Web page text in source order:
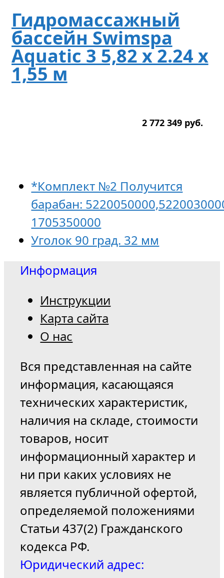
Гидромассажный
бассейн Swimspa
Aquatic 3 5,82 x 2.24 х
1,55 м
2 772 349 руб.
*Комплект №2 Получится
барабан:
1705350000
Уголок 90 град. 32 мм
Информация
Инструкции
Карта сайта
О нас
Вся представленная на сайте
информация, касающаяся
технических характеристик,
наличия на складе, стоимости
товаров, носит
информационный характер и
ни при каких условиях не
является публичной офертой,
определяемой положениями
Статьи 437(2) Гражданского
кодекса РФ.
Юридический адрес: